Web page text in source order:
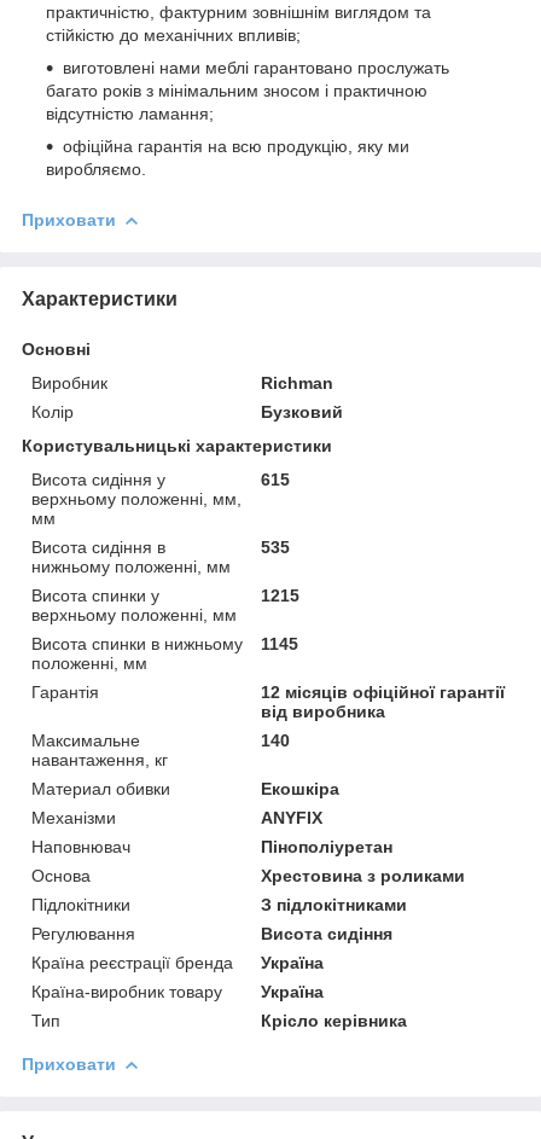
практичністю, фактурним зовнішнім виглядом та
стійкістю до механічних впливів;
виготовлені нами меблі гарантовано прослужать
багато років з мінімальним зносом і практичною
відсутністю ламання;
офіційна гарантія на всю продукцію, яку ми
виробляємо.
Приховати
Характеристики
Основні
Виробник
Richman
Колір
Бузковий
Користувальницькі характеристики
Висота сидіння у
верхньому положенні, мм,
мм
615
Висота сидіння в
нижньому положенні, мм
535
Висота спинки у
верхньому положенні, мм
1215
Висота спинки в нижньому
положенні, мм
1145
Гарантія
12 місяців офіційної гарантії
від виробника
Максимальне
навантаження, кг
140
Материал обивки
Екошкіра
Механізми
ANYFIX
Наповнювач
Пінополіуретан
Основа
Хрестовина з роликами
Підлокітники
З підлокітниками
Регулювання
Висота сидіння
Країна реєстрації бренда
Україна
Країна-виробник товару
Україна
Тип
Крісло керівника
Приховати